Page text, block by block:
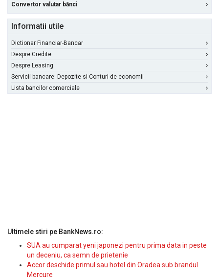
Convertor valutar bănci
Informatii utile
Dictionar Financiar-Bancar
Despre Credite
Despre Leasing
Servicii bancare: Depozite si Conturi de economii
Lista bancilor comerciale
Ultimele stiri pe BankNews.ro:
SUA au cumparat yeni japonezi pentru prima data in peste
un deceniu, ca semn de prietenie
Accor deschide primul sau hotel din Oradea sub brandul
Mercure